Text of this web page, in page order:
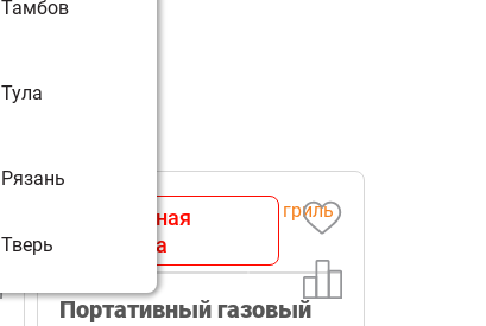
Тамбов
Тула
Рязань
Тверь
Бесплатная
доставка
Портативный газовый